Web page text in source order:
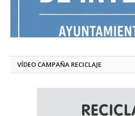
VÍDEO CAMPAÑA RECICLAJE